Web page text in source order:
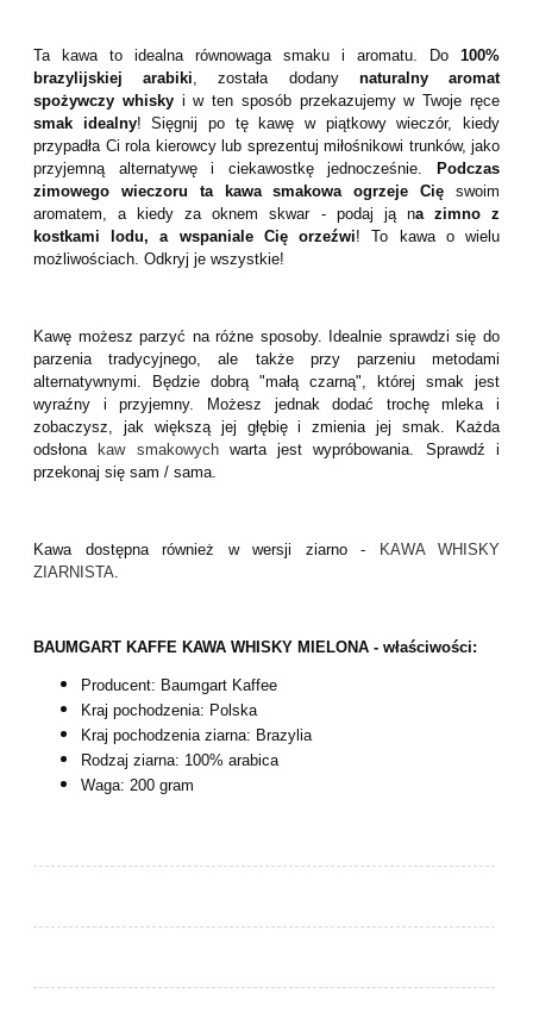
Ta kawa to idealna równowaga smaku i aromatu. Do 100%
brazylijskiej arabiki, została dodany naturalny aromat
spożywczy whiskyi w ten sposób przekazujemy w Twoje ręce
smak idealny! Sięgnij po tę kawę w piątkowy wieczór, kiedy
przypadła Ci rola kierowcy lub sprezentuj miłośnikowi trunków, jako
przyjemną alternatywę i ciekawostkę jednocześnie.
Podczas
zimowego wieczoru ta kawa smakowa ogrzeje Cię swoim
aromatem, a kiedy za oknem skwar - podaj ją na zimno z
kostkami lodu, a wspaniale Cię orzeźwi! To kawa o wielu
możliwościach. Odkryj je wszystkie!
Kawę możesz parzyć na różne sposoby. Idealnie sprawdzi się do
parzenia tradycyjnego, ale także przy parzeniu metodami
alternatywnymi. Będzie dobrą "małą czarną", której smak jest
wyraźny i przyjemny. Możesz jednak dodać trochę mleka i
zobaczysz, jak większą jej głębię i zmienia jej smak. Każda
odsłona
kaw smakowychwarta jest wypróbowania. Sprawdź i
przekonaj się sam / sama.
Kawa dostępna również w wersji ziarno -
KAWA WHISKY
ZIARNISTA.
BAUMGART KAFFE KAWA WHISKY MIELONA - właściwości:
Producent: Baumgart Kaffee
Kraj pochodzenia: Polska
Kraj pochodzenia ziarna: Brazylia
Rodzaj ziarna: 100% arabica
Waga: 200 gram